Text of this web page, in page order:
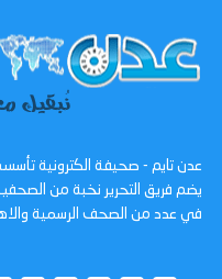
يضم فريق التحرير نخبة من
في عدد من الصحف الرسمية